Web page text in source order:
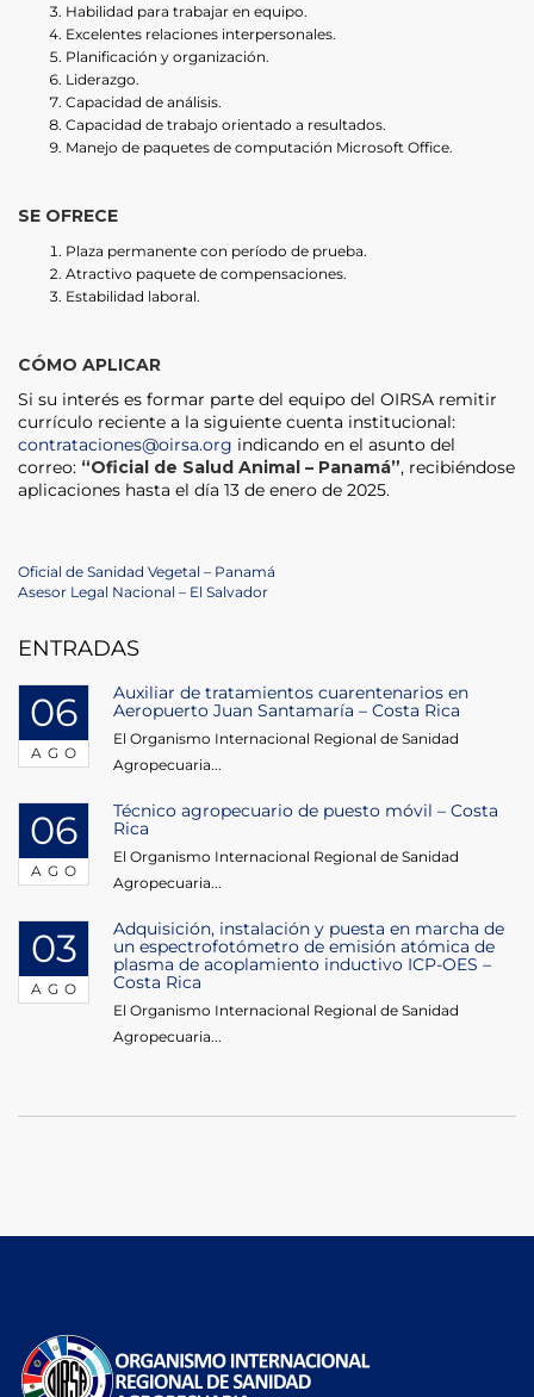
Habilidad para trabajar en equipo.
Excelentes relaciones interpersonales.
Planificación y organización.
Liderazgo.
Capacidad de análisis.
Capacidad de trabajo orientado a resultados.
Manejo de paquetes de computación Microsoft Office.
SE OFRECE
Plaza permanente con período de prueba.
Atractivo paquete de compensaciones.
Estabilidad laboral.
CÓMO APLICAR
Si su interés es formar parte del equipo del OIRSA remitir
currículo reciente a la siguiente cuenta institucional:
contrataciones@oirsa.org indicando en el asunto del
correo: “Oficial de Salud Animal – Panamá”, recibiéndose
aplicaciones hasta el día 13 de enero de 2025.
Navegación
entradas
Previous
Post
Oficial de Sanidad Vegetal – Panamá
Next
Asesor Legal Nacional – El Salvador
ENTRADAS
06
AGO
Auxiliar de tratamientos cuarentenarios en
Aeropuerto Juan Santamaría – Costa Rica
El Organismo Internacional Regional de Sanidad
Agropecuaria...
06
AGO
Técnico agropecuario de puesto móvil – Costa
Rica
El Organismo Internacional Regional de Sanidad
Agropecuaria...
03
AGO
Adquisición, instalación y puesta en marcha de
un espectrofotómetro de emisión atómica de
plasma de acoplamiento inductivo ICP-OES –
Costa Rica
El Organismo Internacional Regional de Sanidad
Agropecuaria...